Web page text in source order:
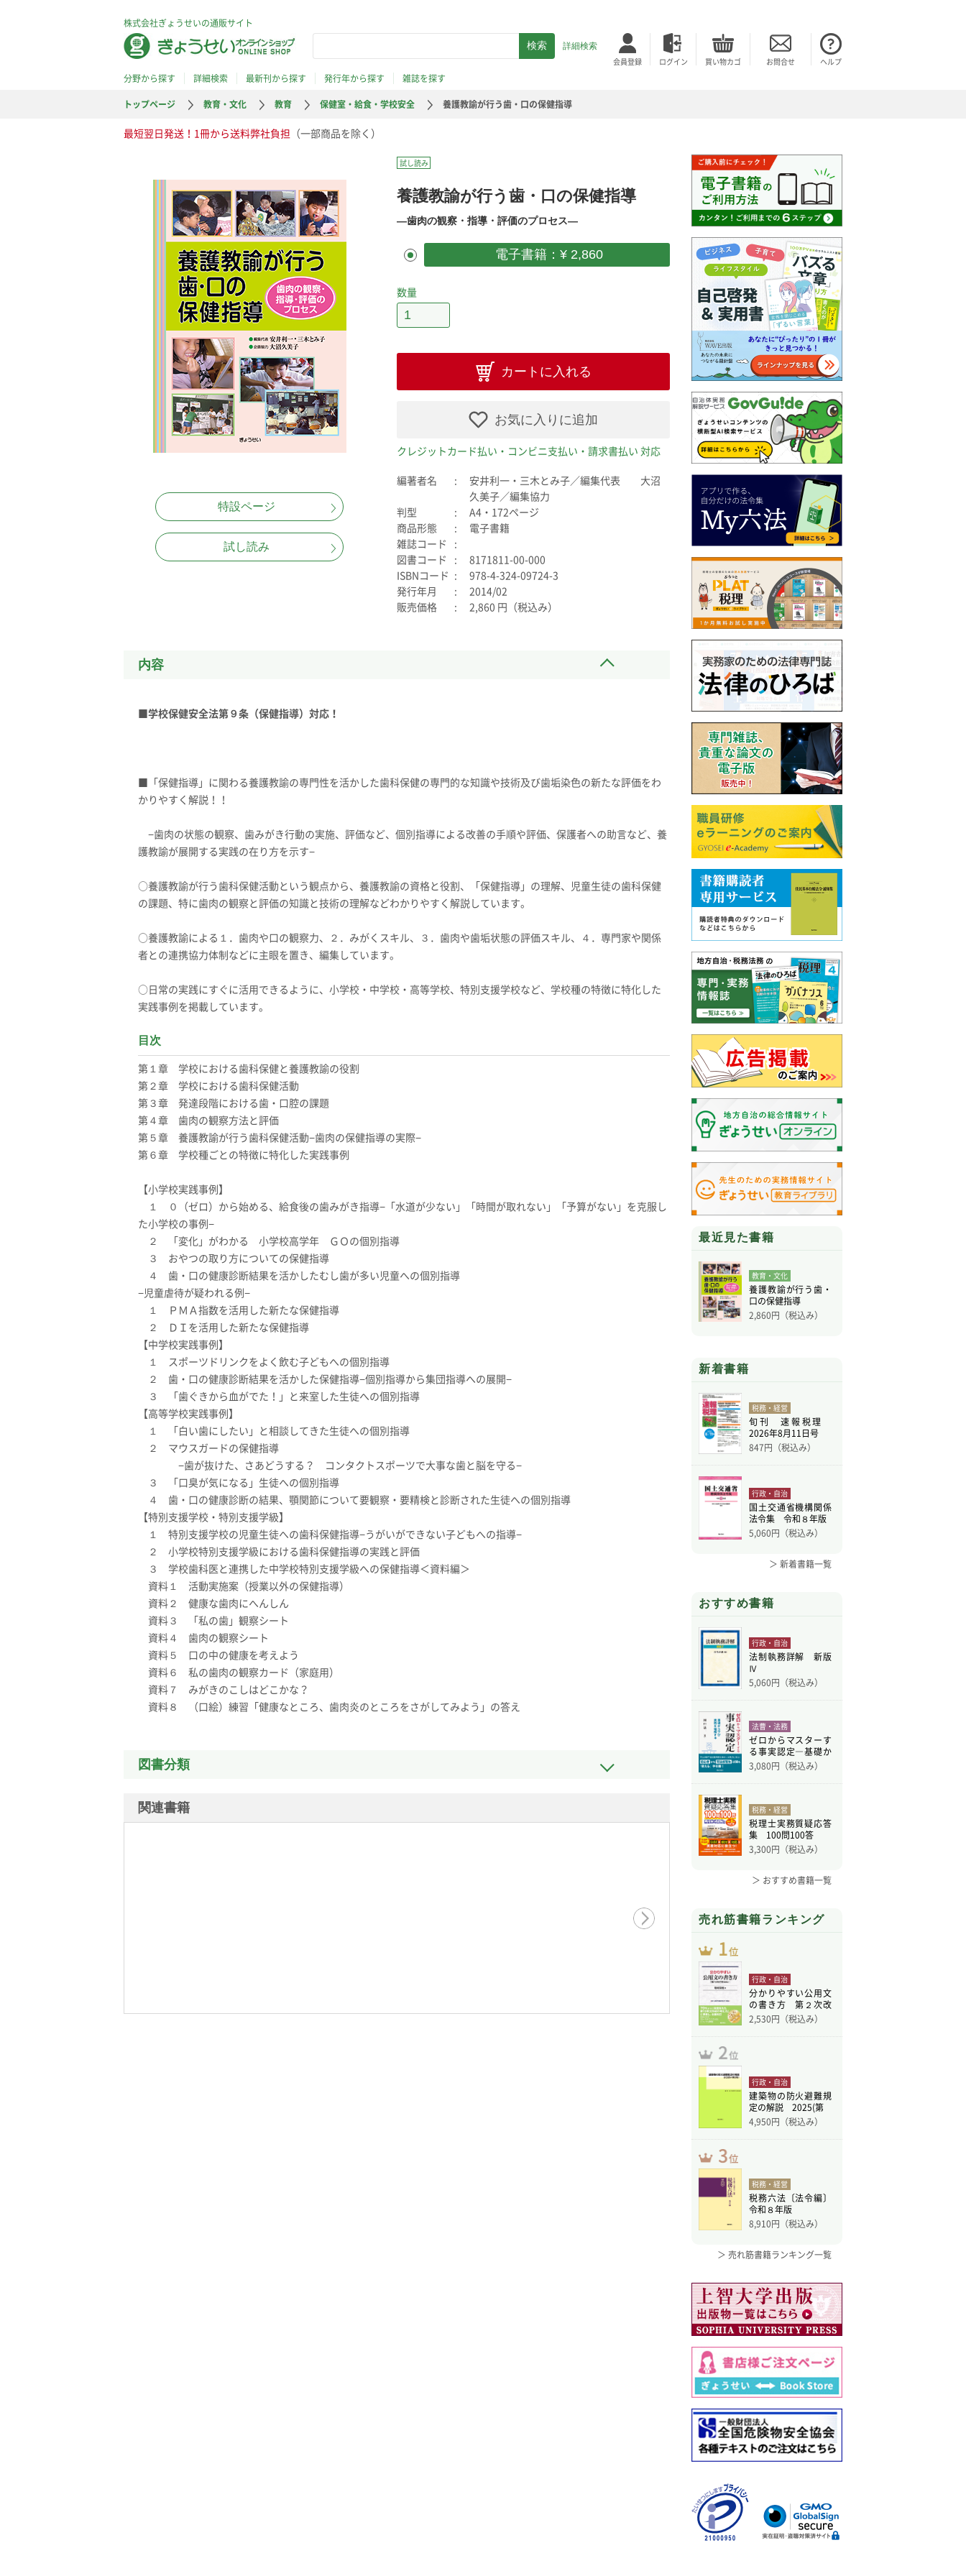
株式会社ぎょうせいの通販サイト
詳細検索
会員登録 ログイン 買い物カゴ お問合せ ヘルプ
分野から探す 詳細検索 最新刊から探す 発行年から探す
雑誌を探す
トップページ
教育・文化 教育 保健室・給食・学校安全 養護教諭が行う歯・口の保健指導
最短翌日発送！1冊から送料弊社負担 （一部商品を除く）
特設ページ
試し読み
試し読み
養護教諭が行う歯・口の保健指導
―歯肉の観察・指導・評価のプロセス―
電子書籍：¥ 2,860
数量
カートに入れる
お気に入りに追加
クレジットカード払い・コンビニ支払い・請求書払い 対応
編著者名
安井利一・三木とみ子／編集代表 大沼
久美子／編集協力
判型
A4・172ページ
商品形態
電子書籍
雑誌コード
図書コード
8171811-00-000
ISBNコード
978-4-324-09724-3
発行年月
2014/02
販売価格
2,860 円（税込み）
内容
■学校保健安全法第９条（保健指導）対応！
■「保健指導」に関わる養護教諭の専門性を活かした歯科保健の専門的な知識や技術及び歯垢染色の新たな評価をわ
かりやすく解説！！
−歯肉の状態の観察、歯みがき行動の実施、評価など、個別指導による改善の手順や評価、保護者への助言など、養
護教諭が展開する実践の在り方を示す−
○養護教諭が行う歯科保健活動という観点から、養護教諭の資格と役割、「保健指導」の理解、児童生徒の歯科保健
の課題、特に歯肉の観察と評価の知識と技術の理解などわかりやすく解説しています。
○養護教諭による１．歯肉や口の観察力、２．みがくスキル、３．歯肉や歯垢状態の評価スキル、４．専門家や関係
者との連携協力体制などに主眼を置き、編集しています。
○日常の実践にすぐに活用できるように、小学校・中学校・高等学校、特別支援学校など、学校種の特徴に特化した
実践事例を掲載しています。
目次
第１章 学校における歯科保健と養護教諭の役割
第２章 学校における歯科保健活動
第３章 発達段階における歯・口腔の課題
第４章 歯肉の観察方法と評価
第５章 養護教諭が行う歯科保健活動−歯肉の保健指導の実際−
第６章 学校種ごとの特徴に特化した実践事例
【小学校実践事例】
１ ０（ゼロ）から始める、給食後の歯みがき指導−「水道が少ない」「時間が取れない」「予算がない」を克服し
た小学校の事例−
２ 「変化」がわかる 小学校高学年 ＧＯの個別指導
３ おやつの取り方についての保健指導
４ 歯・口の健康診断結果を活かしたむし歯が多い児童への個別指導
−児童虐待が疑われる例−
１ ＰＭＡ指数を活用した新たな保健指導
２ ＤＩを活用した新たな保健指導
【中学校実践事例】
１ スポーツドリンクをよく飲む子どもへの個別指導
２ 歯・口の健康診断結果を活かした保健指導−個別指導から集団指導への展開−
３ 「歯ぐきから血がでた！」と来室した生徒への個別指導
【高等学校実践事例】
１ 「白い歯にしたい」と相談してきた生徒への個別指導
２ マウスガードの保健指導
−歯が抜けた、さあどうする？ コンタクトスポーツで大事な歯と脳を守る−
３ 「口臭が気になる」生徒への個別指導
４ 歯・口の健康診断の結果、顎関節について要観察・要精検と診断された生徒への個別指導
【特別支援学校・特別支援学級】
１ 特別支援学校の児童生徒への歯科保健指導−うがいができない子どもへの指導−
２ 小学校特別支援学級における歯科保健指導の実践と評価
３ 学校歯科医と連携した中学校特別支援学級への保健指導＜資料編＞
資料１ 活動実施案（授業以外の保健指導）
資料２ 健康な歯肉にへんしん
資料３ 「私の歯」観察シート
資料４ 歯肉の観察シート
資料５ 口の中の健康を考えよう
資料６ 私の歯肉の観察カード（家庭用）
資料７ みがきのこしはどこかな？
資料８ （口絵）練習「健康なところ、歯肉炎のところをさがしてみよう」の答え
図書分類
関連書籍
最近見た書籍
教育・文化
養護教諭が行う歯・
口の保健指導
2,860円（税込み）
新着書籍
税務・経営
旬刊 速報税理
2026年8月11日号
847円（税込み）
行政・自治
国土交通省機構関係
法令集 令和８年版
5,060円（税込み）
＞ 新着書籍一覧
おすすめ書籍
行政・自治
法制執務詳解 新版
Ⅳ
5,060円（税込み）
法曹・法務
ゼロからマスターす
る事実認定―基礎か
ら学
3,080円（税込み）
税務・経営
税理士実務質疑応答
集 100問100答
3,300円（税込み）
＞ おすすめ書籍一覧
売れ筋書籍ランキング
行政・自治
分かりやすい公用文
の書き方 第２次改
訂版
2,530円（税込み）
行政・自治
建築物の防火避難規
定の解説 2025(第
4,950円（税込み）
税務・経営
税務六法〔法令編〕
令和８年版
8,910円（税込み）
＞ 売れ筋書籍ランキング一覧